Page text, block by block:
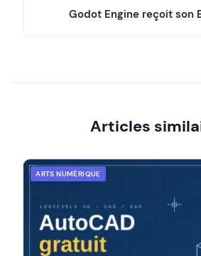
Godot Engine reçoit son
Articles
ARTS NUMÉRIQUE